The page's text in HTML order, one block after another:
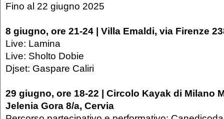
Fino al 22 giugno 2025
8 giugno, ore 21-24 | Villa Emaldi, via Firenze
Live: Lamina
Live: Sholto Dobie
Djset: Gaspare Caliri
29 giugno, ore 18-22 | Circolo Kayak di Milano
Jelenia Gora 8/a, Cervia